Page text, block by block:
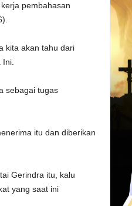
pembahasan
kita akan tahu dari
sebagai tugas
itu dan diberikan
Gerindra itu, kalu
yang saat ini